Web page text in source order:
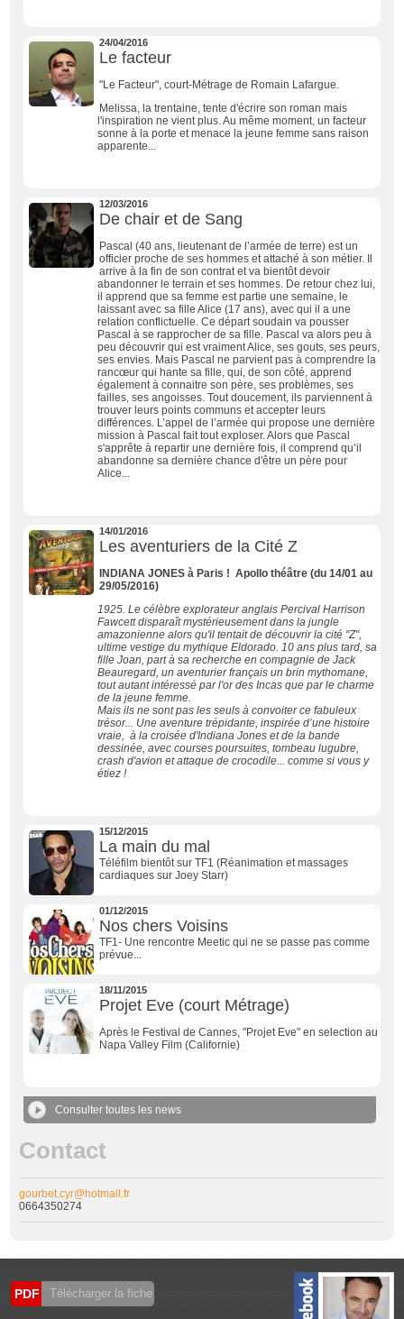
24/04/2016
Le facteur
"Le Facteur", court-Métrage de Romain Lafargue.
Melissa, la trentaine, tente d'écrire son roman mais
l'inspiration ne vient plus. Au même moment, un facteur
sonne à la porte et menace la jeune femme sans raison
apparente...
12/03/2016
De chair et de Sang
Pascal (40 ans, lieutenant de l’armée de terre) est un
officier proche de ses hommes et attaché à son métier. Il
arrive à la fin de son contrat et va bientôt devoir
abandonner le terrain et ses hommes. De retour chez lui,
il apprend que sa femme est partie une semaine, le
laissant avec sa fille Alice (17 ans), avec qui il a une
relation conflictuelle. Ce départ soudain va pousser
Pascal à se rapprocher de sa fille. Pascal va alors peu à
peu découvrir qui est vraiment Alice, ses gouts, ses peurs,
ses envies. Mais Pascal ne parvient pas à comprendre la
rancœur qui hante sa fille, qui, de son côté, apprend
également à connaitre son père, ses problèmes, ses
failles, ses angoisses. Tout doucement, ils parviennent à
trouver leurs points communs et accepter leurs
différences. L’appel de l’armée qui propose une dernière
mission à Pascal fait tout exploser. Alors que Pascal
s'apprête à repartir une dernière fois, il comprend qu’il
abandonne sa dernière chance d'être un père pour
Alice...
14/01/2016
Les aventuriers de la Cité Z
INDIANA JONES à Paris ! Apollo théâtre (du 14/01 au
29/05/2016)
1925. Le célèbre explorateur anglais Percival Harrison
Fawcett disparaît mystérieusement dans la jungle
amazonienne alors qu'il tentait de découvrir la cité "Z",
ultime vestige du mythique Eldorado. 10 ans plus tard, sa
fille Joan, part à sa recherche en compagnie de Jack
Beauregard, un aventurier français un brin mythomane,
tout autant intéressé par l'or des Incas que par le charme
de la jeune femme.
Mais ils ne sont pas les seuls à convoiter ce fabuleux
trésor... Une aventure trépidante, inspirée d’une histoire
vraie, à la croisée d'Indiana Jones et de la bande
dessinée, avec courses poursuites, tombeau lugubre,
crash d'avion et attaque de crocodile... comme si vous y
étiez !
15/12/2015
La main du mal
Téléfilm bientôt sur TF1 (Réanimation et massages
cardiaques sur Joey Starr)
01/12/2015
Nos chers Voisins
TF1- Une rencontre Meetic qui ne se passe pas comme
prévue...
18/11/2015
Projet Eve (court Métrage)
Après le Festival de Cannes, "Projet Eve" en selection au
Napa Valley Film (Californie)
Consulter toutes les news
Contact
gourbet.cyr@hotmail.fr
0664350274
PDF Télécharger la fiche